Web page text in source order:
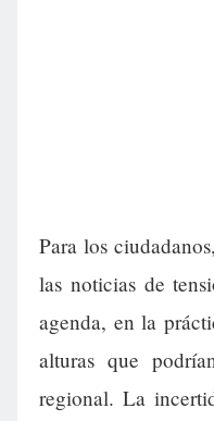
Para los
las noticias de
agenda, en la
alturas que
regional. La